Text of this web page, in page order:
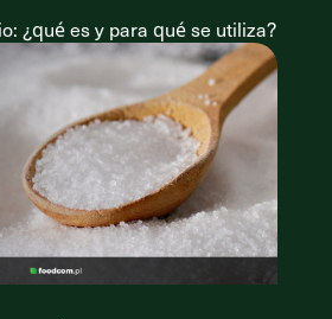
¿qué es y para qué se utiliza?